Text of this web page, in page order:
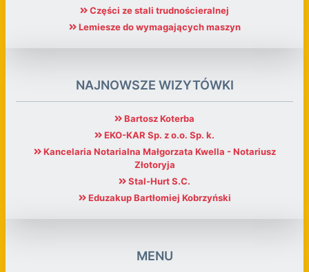
Części ze stali trudnościeralnej
Lemiesze do wymagających maszyn
NAJNOWSZE WIZYTÓWKI
Bartosz Koterba
EKO-KAR Sp. z o.o. Sp. k.
Kancelaria Notarialna Małgorzata Kwella - Notariusz
Złotoryja
Stal-Hurt S.C.
Eduzakup Bartłomiej Kobrzyński
MENU